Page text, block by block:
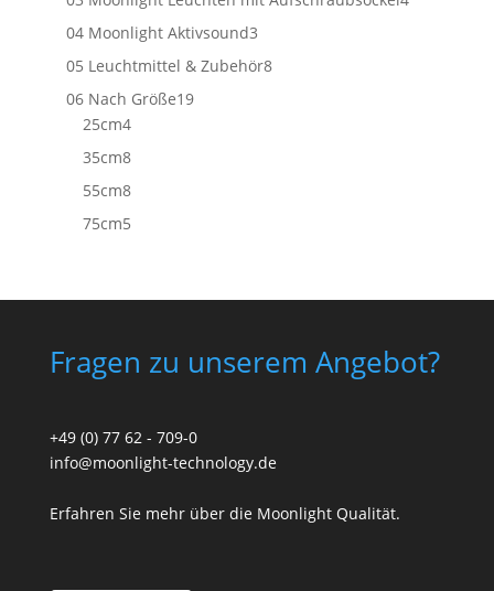
04 Moonlight Aktivsound33
Produkte
05 Leuchtmittel & Zubehör88
06 Nach Größe1919
25cm44
Produkte
35cm88
Produkte
55cm88
Produkte
75cm55
Fragen zu unserem Angebot?
+49 (0) 77 62 - 709-0
info@moonlight-technology.de
Erfahren Sie mehr über die Moonlight Qualität.